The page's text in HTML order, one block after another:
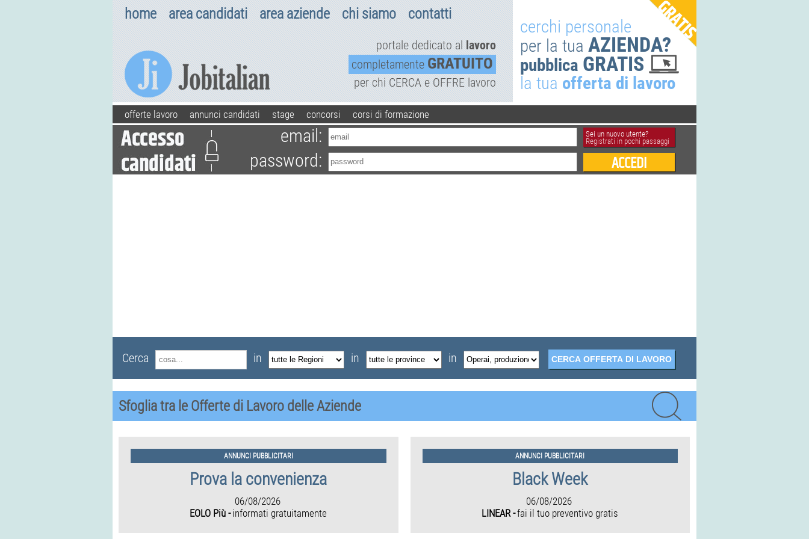
home area candidati area aziende chi siamo contatti
portale dedicato allavoro
completamente GRATUITO
per chi CERCA e OFFRE lavoro
cerchi personale
per la tua AZIENDA?
pubblica GRATIS
la tua offerta di lavoro
offerte lavoro annunci candidati stage concorsi corsi di formazione
email:
Sei un nuovo utente?
Registrati in pochi passaggi
password:
Cerca in in in
Sfoglia tra le Offerte di Lavoro delle Aziende
ANNUNCI PUBBLICITARI
Prova la convenienza
06/08/2026
EOLO Più -informati gratuitamente
ANNUNCI PUBBLICITARI
Black Week
06/08/2026
LINEAR -fai il tuo preventivo gratis